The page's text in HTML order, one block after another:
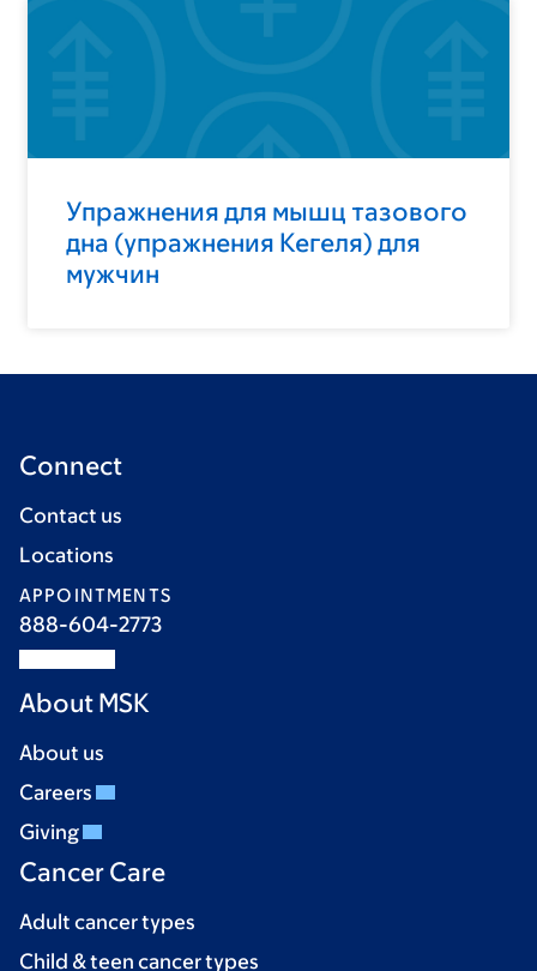
Упражнения для мышц тазового
дна (упражнения Кегеля) для
мужчин
Connect
Contact us
Locations
APPOINTMENTS
888-604-2773
About MSK
About us
Careers
Giving
Cancer Care
Adult cancer types
Child & teen cancer types